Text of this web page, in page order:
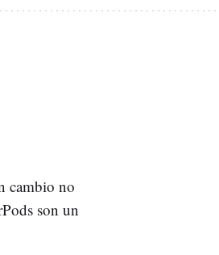
cambio no
son un